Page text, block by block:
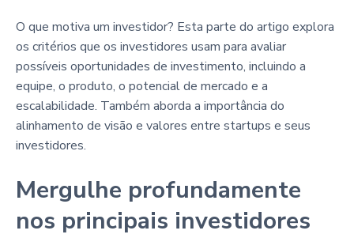
O que motiva um investidor? Esta parte do artigo explora
os critérios que os investidores usam para avaliar
possíveis oportunidades de investimento, incluindo a
equipe, o produto, o potencial de mercado e a
escalabilidade. Também aborda a importância do
alinhamento de visão e valores entre startups e seus
investidores.
Mergulhe profundamente
nos principais investidores